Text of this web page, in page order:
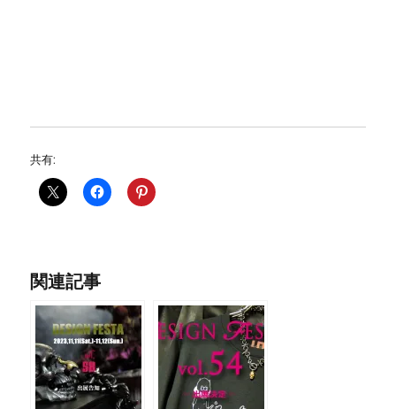
共有:
関連記事